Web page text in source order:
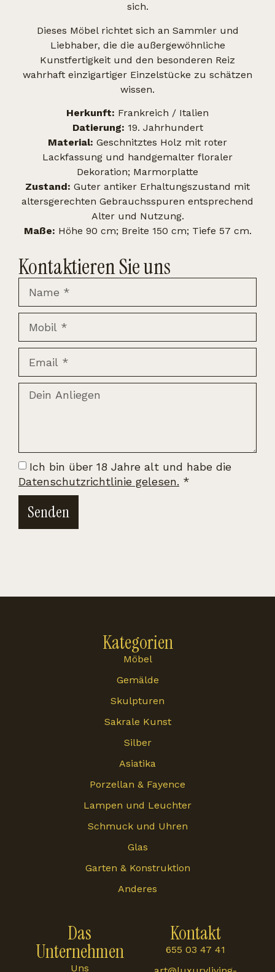
sich.
Dieses Möbel richtet sich an Sammler und
Liebhaber, die die außergewöhnliche
Kunstfertigkeit und den besonderen Reiz
wahrhaft einzigartiger Einzelstücke zu schätzen
wissen.
Herkunft: Frankreich / Italien
Datierung: 19. Jahrhundert
Material: Geschnitztes Holz mit roter
Lackfassung und handgemalter floraler
Dekoration; Marmorplatte
Zustand: Guter antiker Erhaltungszustand mit
altersgerechten Gebrauchsspuren entsprechend
Alter und Nutzung.
Maße: Höhe 90 cm; Breite 150 cm; Tiefe 57 cm.
Kontaktieren Sie uns
Ich bin über 18 Jahre alt und habe die
Datenschutzrichtlinie gelesen. *
Senden
Das
Unternehmen
Uns
Kontakt
655 03 47 41
Kategorien
Möbel
Gemälde
Skulpturen
Sakrale Kunst
Silber
Asiatika
Porzellan & Fayence
Lampen und Leuchter
Schmuck und Uhren
Glas
Garten & Konstruktion
Anderes